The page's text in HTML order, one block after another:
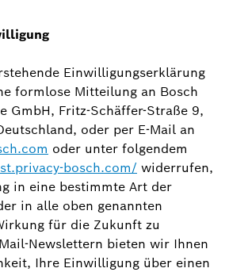
Einwilligungserklärung
formlose Mitteilung an Bosch
GmbH, Fritz-Schäffer-Straße 9,
oder per E-Mail an
oder unter folgendem
bosch.com/ widerrufen,
in eine bestimmte Art der
in alle oben genannten
für die Zukunft zu
Newslettern bieten wir Ihnen
Ihre Einwilligung über einen